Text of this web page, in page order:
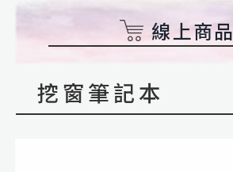
線上商品
挖窗筆記本